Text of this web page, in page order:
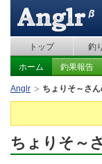
トップ 釣
ホーム 釣果報告
Anglr ちょりそ～さ
ちょりそ～